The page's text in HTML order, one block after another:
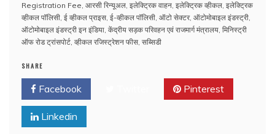
Registration Fee, आरसी रिन्यूअल, इलेक्ट्रिक वाहन, इलेक्ट्रिक व्हीकल, इलेक्ट्रिक
व्हीकल पॉलिसी, ई व्हीकल प्राइस, ई-व्हीकल पॉलिसी, ऑटो सेक्टर, ऑटोमोबाइल इंडस्ट्री,
ऑटोमोबाइल इंडस्ट्री इन इंडिया, केंद्रीय सड़क परिवहन एवं राजमार्ग मंत्रालय, मिनिस्ट्री
ऑफ रोड ट्रांसपोर्ट, व्हीकल रजिस्ट्रेशन फीस, सब्सिडी
SHARE
Facebook Pinterest
Linkedin